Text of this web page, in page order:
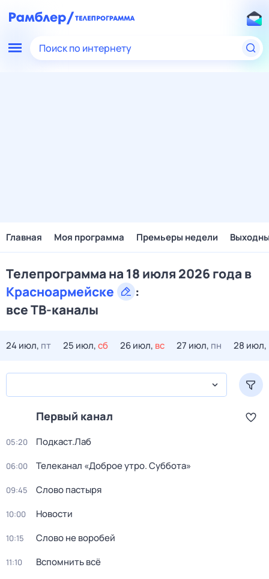
Поиск по интернету
Главная Моя программа Премьеры недели
Телепрограмма на 18 июля 2026 года в
Красноармейске
:
все ТВ-каналы
24 июл, пт 25 июл,сб 26 июл, вс 27 июл, пн 28 июл,
Первый канал
05:20 Подкаст.Лаб
06:00 Телеканал «Доброе утро. Суббота»
09:45 Слово пастыря
10:00 Новости
10:15 Слово не воробей
11:10 Вспомнить всё